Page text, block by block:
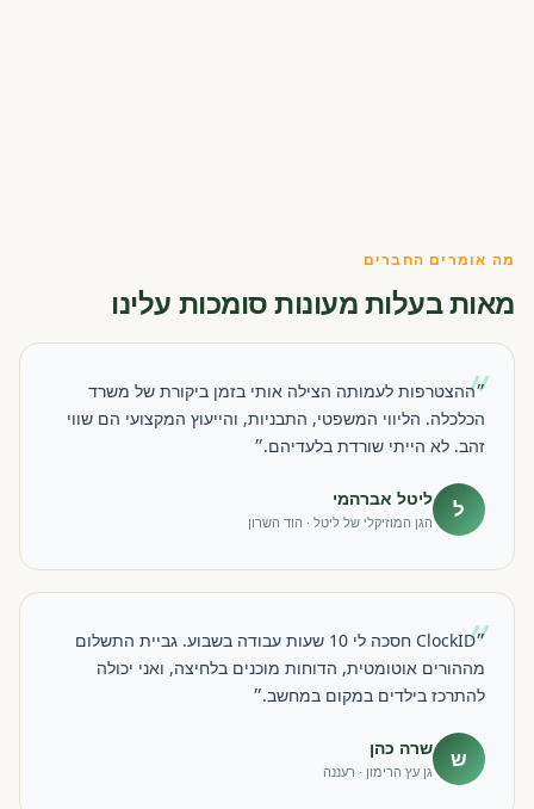
מה אומרים החברים
מאות בעלות מעונות סומכות עלינו
״
״ההצטרפות לעמותה הצילה אותי בזמן ביקורת של משרד
הכלכלה. הליווי המשפטי, התבניות, והייעוץ המקצועי הם שווי
זהב. לא הייתי שורדת בלעדיהם.״
ל ליטל אברהמי
הגן המוזיקלי של ליטל · הוד השרון
״
״ClockID חסכה לי 10 שעות עבודה בשבוע. גביית התשלום
מההורים אוטומטית, הדוחות מוכנים בלחיצה, ואני יכולה
להתרכז בילדים במקום במחשב.״
ש שרה כהן
גן עץ הרימון · רעננה